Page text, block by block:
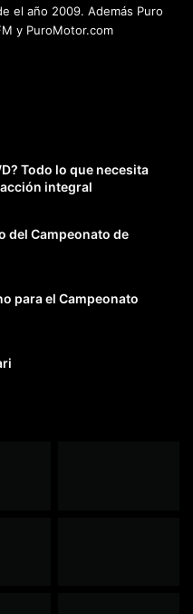
el año 2009. Además Puro
y PuroMotor.com
Todo lo que necesita
integral
del Campeonato de
para el Campeonato